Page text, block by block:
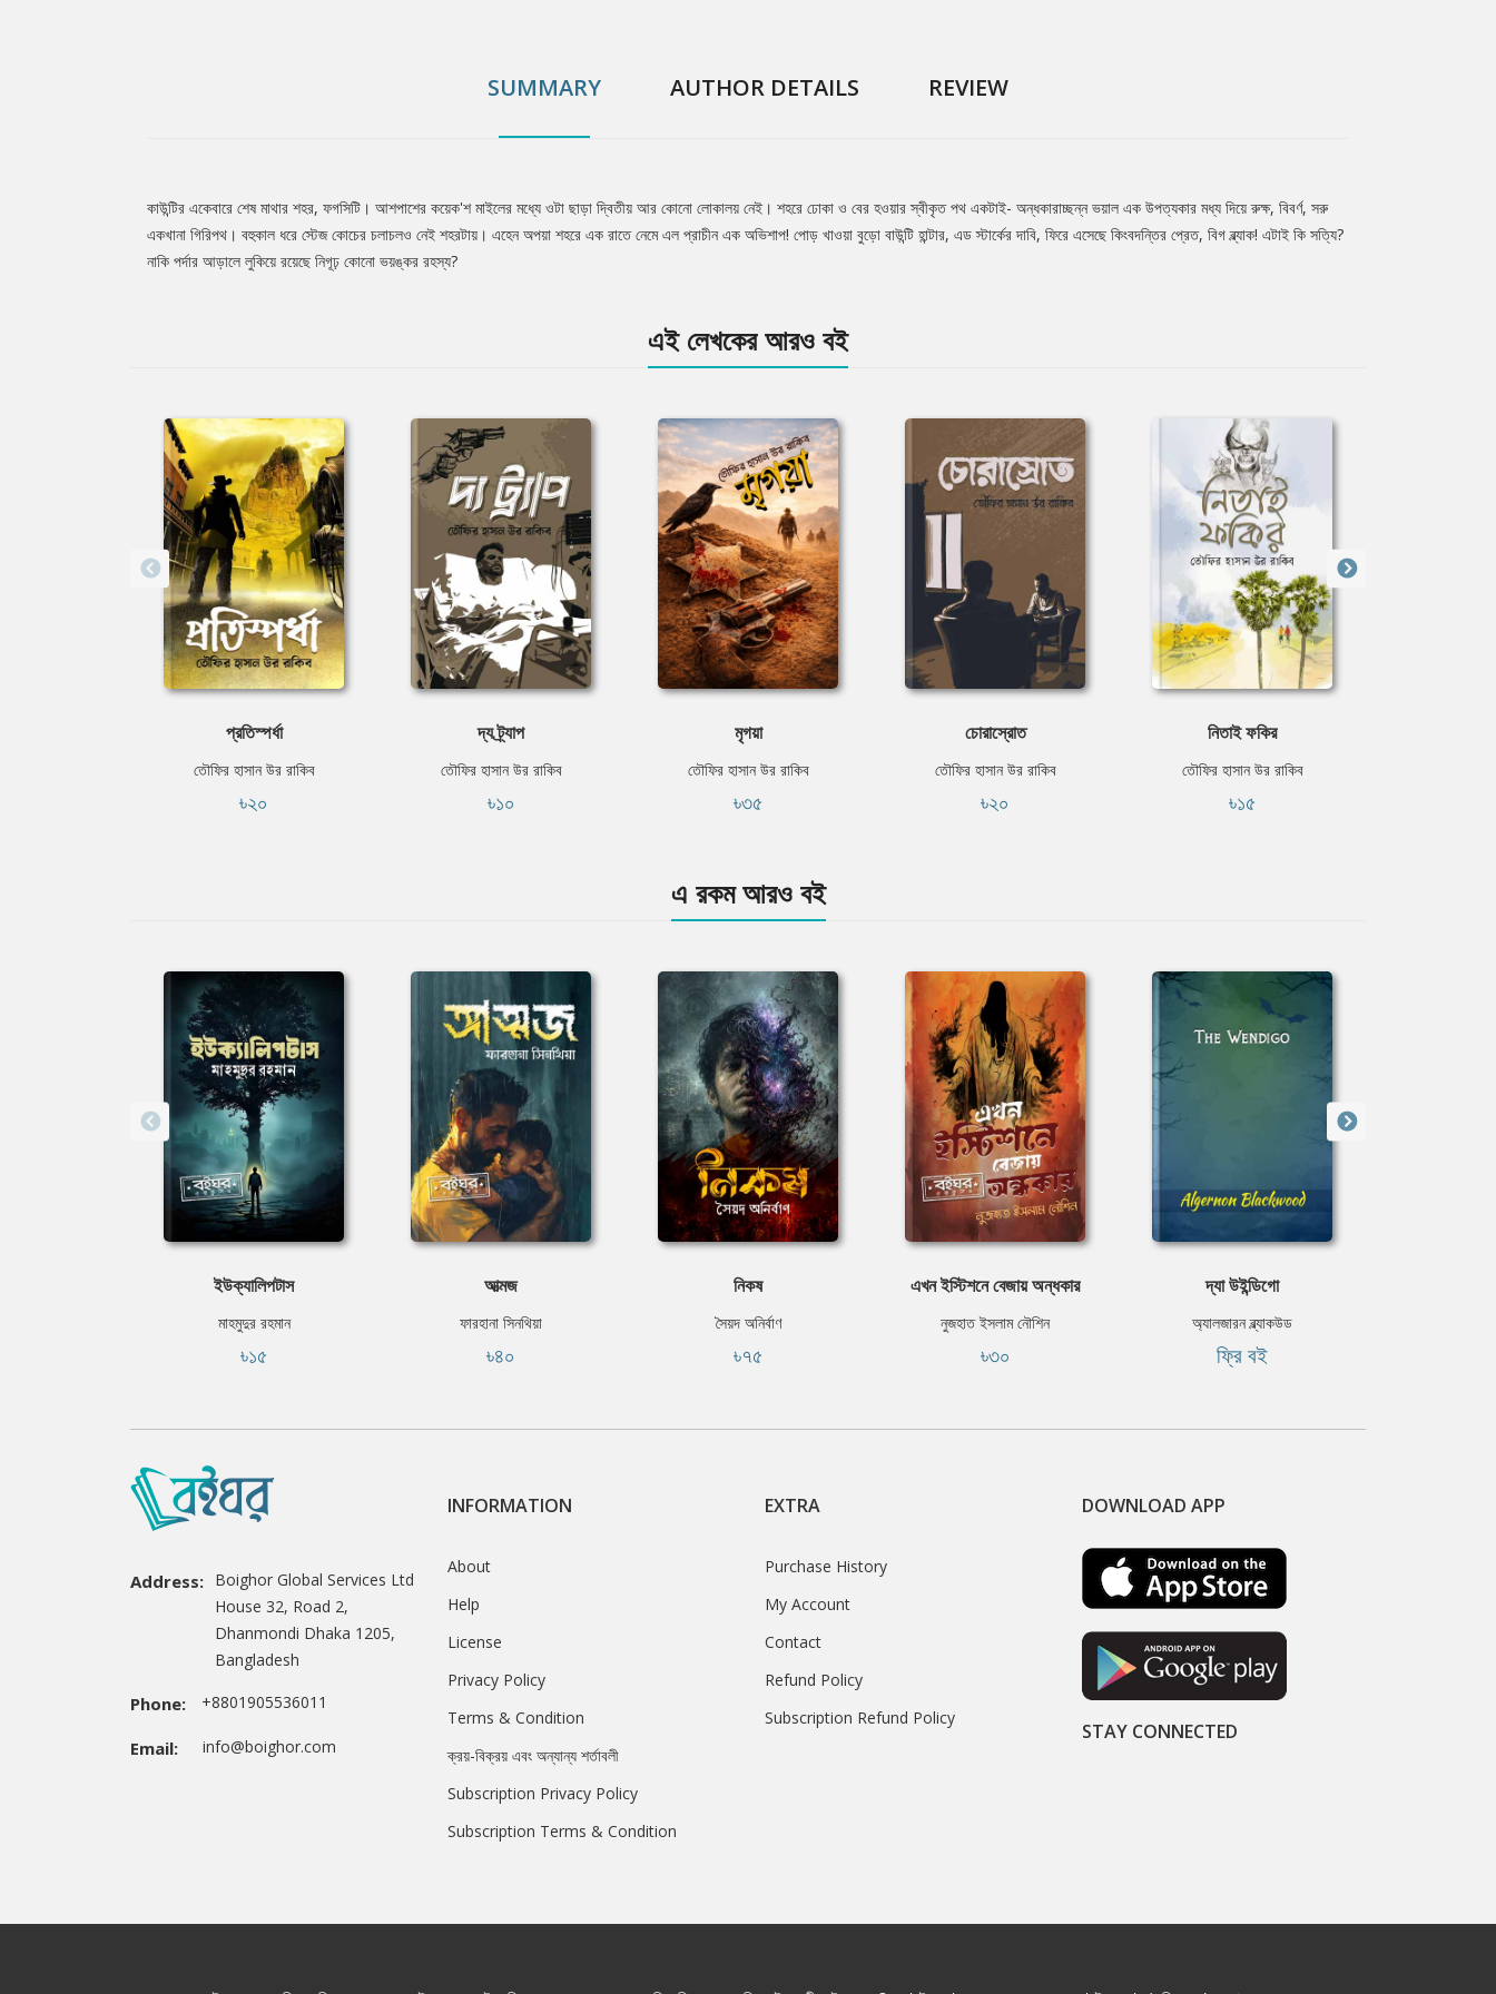
SUMMARY AUTHOR DETAILS REVIEW
Tab
কাউন্টির একেবারে শেষ মাথার শহর, ফগসিটি। আশপাশের কয়েক'শ মাইলের মধ্যে ওটা ছাড়া দ্বিতীয় আর কোনো লোকালয় নেই। শহরে ঢোকা ও বের হওয়ার স্বীকৃত পথ একটাই- অন্ধকারাচ্ছন্ন ভয়াল এক উপত্যকার মধ্য দিয়ে রুক্ষ, বিবর্ণ, সরু
একখানা গিরিপথ। বহুকাল ধরে স্টেজ কোচের চলাচলও নেই শহরটায়। এহেন অপয়া শহরে এক রাতে নেমে এল প্রাচীন এক অভিশাপ! পোড় খাওয়া বুড়ো বাউন্টি হান্টার, এড স্টার্কের দাবি, ফিরে এসেছে কিংবদন্তির প্রেত, বিগ ব্ল্যাক! এটাই কি সত্যি?
নাকি পর্দার আড়ালে লুকিয়ে রয়েছে নিগূঢ় কোনো ভয়ঙ্কর রহস্য?
এই লেখকের আরও বই
প্রতিস্পর্ধা
তৌফির হাসান উর রাকিব
৳২০
দ্য ট্র্যাপ
তৌফির হাসান উর রাকিব
৳১০
মৃগয়া
তৌফির হাসান উর রাকিব
৳৩৫
চোরাস্রোত
তৌফির হাসান উর রাকিব
৳২০
নিতাই ফকির
তৌফির হাসান উর রাকিব
৳১৫
এ রকম আরও বই
ইউক্যালিপটাস
মাহমুদুর রহমান
৳১৫
আত্মজ
ফারহানা সিনথিয়া
৳৪০
নিকষ
সৈয়দ অনির্বাণ
৳৭৫
এখন ইস্টিশনে বেজায় অন্ধকার
নুজহাত ইসলাম নৌশিন
৳৩০
দ্যা উইন্ডিগো
অ্যালজারন ব্ল্যাকউড
ফ্রি বই
Address: Boighor Global Services Ltd
House 32, Road 2,
Dhanmondi Dhaka 1205,
Bangladesh
Phone: +8801905536011
Email: info@boighor.com
INFORMATION
About
Help
License
Privacy Policy
Terms & Condition
ক্রয়-বিক্রয় এবং অন্যান্য শর্তাবলী
Subscription Privacy Policy
Subscription Terms & Condition
EXTRA
Purchase History
My Account
Contact
Refund Policy
Subscription Refund Policy
DOWNLOAD APP
STAY CONNECTED